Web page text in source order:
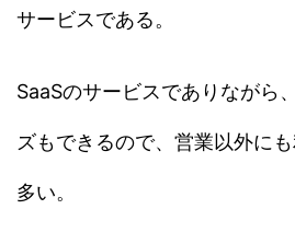
サービスである。
SaaSのサービスでありながら
ズもできるので、営業以外に
多い。